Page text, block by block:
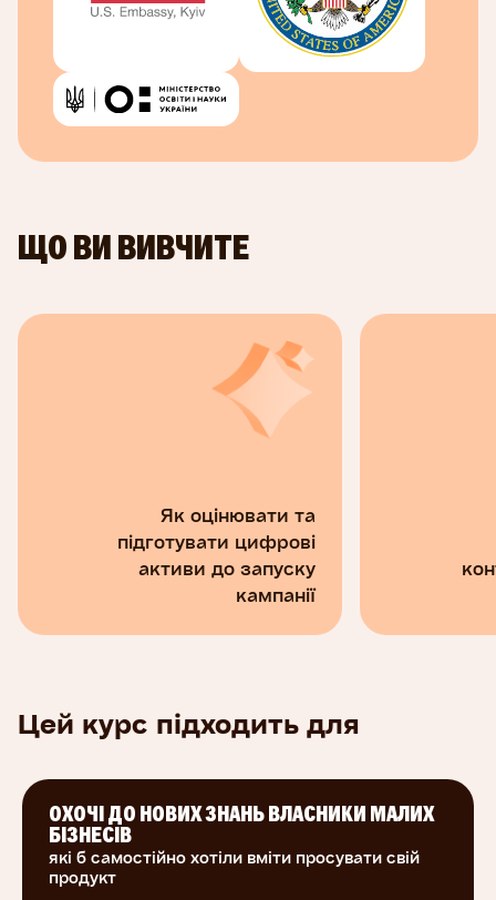
використовувати соцмережі як медіа.
ПРО УНІВЕРСИТЕТ ТА АВТОРІВ
Автор курсу — професор цифрових медіа та
директор Інституту комунікацій Університету
Університет Іллінойсу (Урбана-Шампейн) —
університет з найстарішою у світі навчальною
Один з 30 найкращих університетів у США за
версією Forbes. Серед вихованців університету
— 30 Нобелівських лауреатів, 27 лауреатів
Пулітцерівської премії, два власники медалі
Філдса та два лауреати премії Тюрінга.
англійською мовою на платформі Coursera.
Курс перекладено українською мовою з
дозволу Університету Іллінойсу.
ЩО ВИ ВИВЧИТЕ
Як оцінювати та
підготувати цифрові
активи до запуску
кампанії
Цей курс підходить для
ОХОЧІ ДО НОВИХ ЗНАНЬ ВЛАСНИКИ МАЛИХ
БІЗНЕСІВ
які б самостійно хотіли вміти просувати свій
продукт